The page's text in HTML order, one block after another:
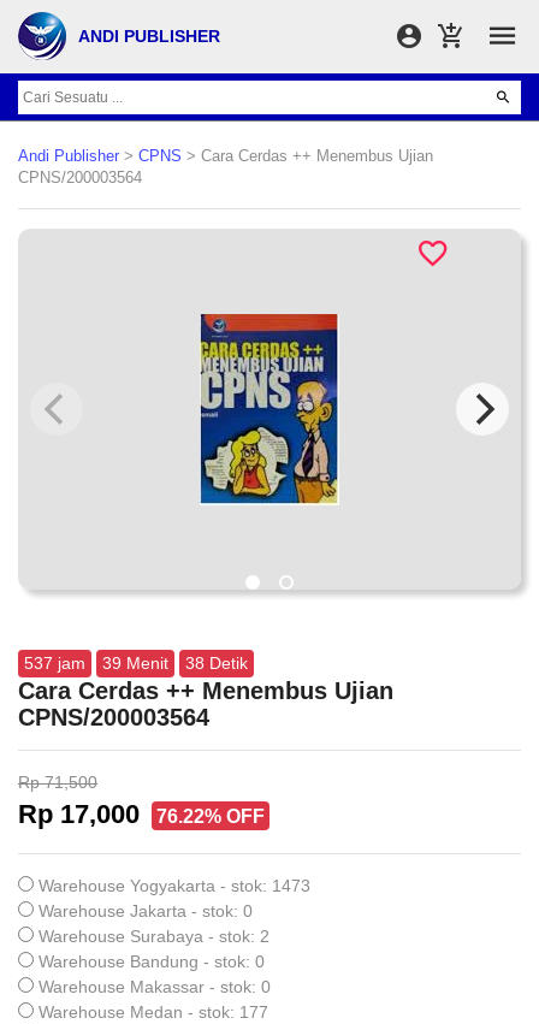
ANDI PUBLISHER
Andi Publisher > CPNS > Cara Cerdas ++ Menembus Ujian
CPNS/200003564
537 jam 39 Menit 37 Detik
Cara Cerdas ++ Menembus Ujian
CPNS/200003564
Rp 71,500
Rp 17,000 76.22% OFF
Warehouse Yogyakarta - stok: 1473
Warehouse Jakarta - stok: 0
Warehouse Surabaya - stok: 2
Warehouse Bandung - stok: 0
Warehouse Makassar - stok: 0
Warehouse Medan - stok: 177